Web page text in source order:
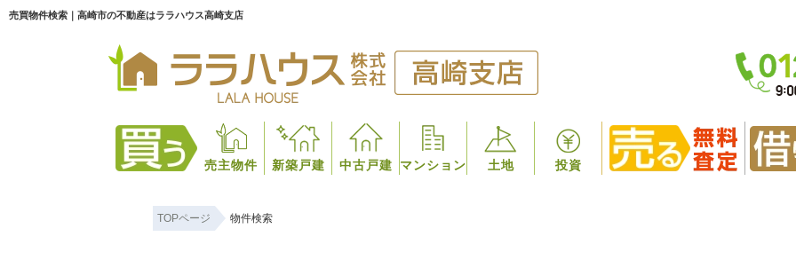
売買物件検索｜高崎市の不動産はララハウス高崎支店
売主物件 新築戸建 中古戸建 マンション 土地 投資
TOPページ 物件検索